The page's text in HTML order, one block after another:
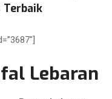
Terbaik
Lebaran